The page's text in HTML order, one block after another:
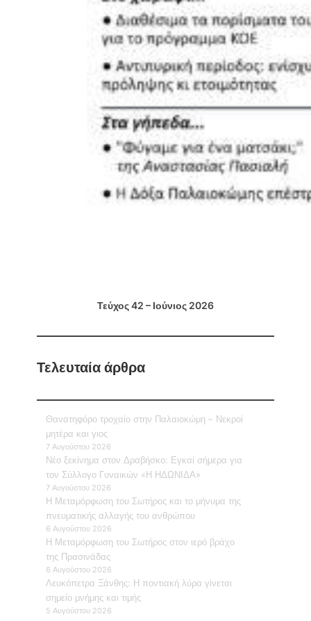
Τεύχος 42 – Ιούνιος 2026
Τελευταία άρθρα
Θανατηφόρο τροχαίο στην Παλαιοκώμη – Νεκροί
μητέρα και γιος
7 Αυγούστου 2026
Νέο ξεκίνημα στον Δραβήσκο: Εγκαί σήμερα για
τον Σύλλογο Γυναικών «Η ΗΔΩΝΙΔΑ»
7 Αυγούστου 2026
Η Μεταμόρφωση του Σωτήρος και το μήνυμα της
πνευματικής αλλαγής του ανθρώπου
6 Αυγούστου 2026
Η Μεταμόρφωση του Σωτήρος στον ιερό βράχο
της Πρασινάδας
6 Αυγούστου 2026
Λευκόπετρα Ξάνθης: Η ποντιακή λύρα γίνεται
σημείο μνήμης και τιμής
5 Αυγούστου 2026